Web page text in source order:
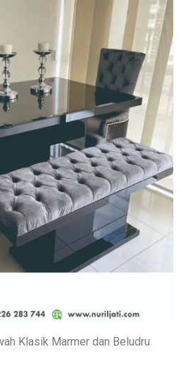
Klasik Marmer dan Beludru